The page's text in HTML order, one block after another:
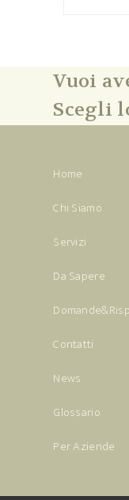
Vuoi
Scegli
Home
Chi Siamo
Servizi
Da Sapere
Contatti
News
Glossario
Per Aziende